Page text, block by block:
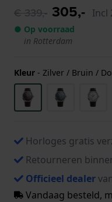
€ 339,- 305,- Incl
● Op voorraad
in Rotterdam
Kleur - Zilver / Bruin /
Horloges gratis
Retourneren
Officieel dealer
Vandaag besteld,